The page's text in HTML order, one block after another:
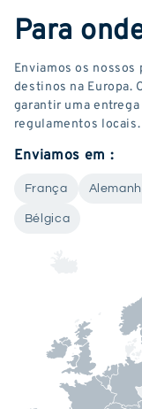
Para
Enviamos os
destinos na Europa.
garantir uma
regulamentos locais.
Enviamos em :
França
Bélgica